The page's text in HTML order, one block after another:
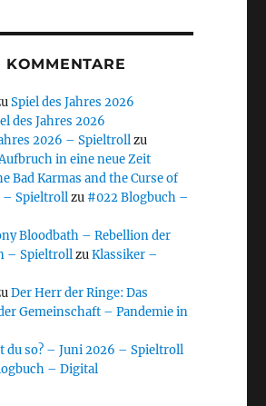
KOMMENTARE
Spiel des Jahres 2026
des Jahres 2026
2026 – Spieltrollzu
in eine neue Zeit
Bad Karmas and the Curse of
– Spieltrollzu #022 Blogbuch –
Bloodbath – Rebellion der
– SpieltrollzuKlassiker –
Der Herr der Ringe: Das
Gemeinschaft – Pandemie in
du so? – Juni 2026 – Spieltroll
– Digital